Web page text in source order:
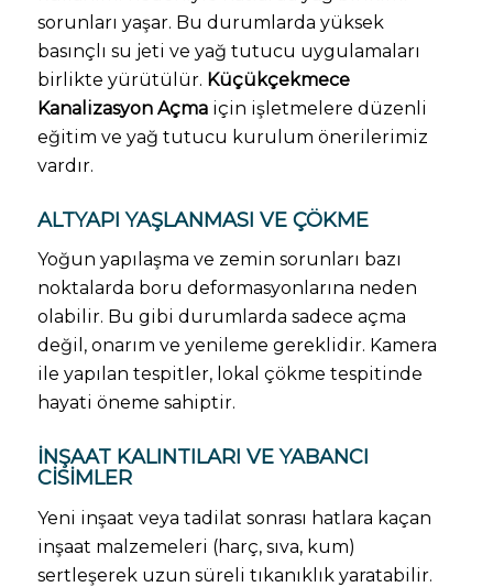
sorunları yaşar. Bu durumlarda yüksek
basınçlı su jeti ve yağ tutucu uygulamaları
birlikte yürütülür. Küçükçekmece
Kanalizasyon Açmaiçin işletmelere düzenli
eğitim ve yağ tutucu kurulum önerilerimiz
vardır.
ALTYAPI YAŞLANMASI VE ÇÖKME
Yoğun yapılaşma ve zemin sorunları bazı
noktalarda boru deformasyonlarına neden
olabilir. Bu gibi durumlarda sadece açma
değil, onarım ve yenileme gereklidir. Kamera
ile yapılan tespitler, lokal çökme tespitinde
hayati öneme sahiptir.
İNŞAAT KALINTILARI VE YABANCI
CISIMLER
Yeni inşaat veya tadilat sonrası hatlara kaçan
inşaat malzemeleri (harç, sıva, kum)
sertleşerek uzun süreli tıkanıklık yaratabilir.